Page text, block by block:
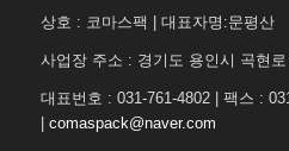
상호 : 코마스팩 | 대표자명:문평산
사업장 주소 : 경기도 용인시 곡현
대표번호 : 031-761-4802 | 팩스 :
comaspack@naver.com